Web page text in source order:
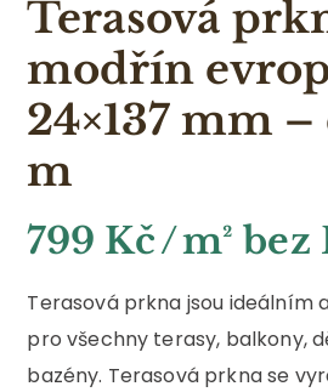
Terasová
modřín
24×137 mm
m
799 Kč/ m²
Terasová prkna jsou ideálním
pro všechny terasy, balkony,
bazény. Terasová prkna se